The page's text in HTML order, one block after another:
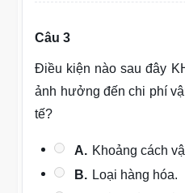
Câu 3
Điều kiện nào sau đây
ảnh hưởng đến chi phí
tế?
A. Khoảng cách
B. Loại hàng hóa.